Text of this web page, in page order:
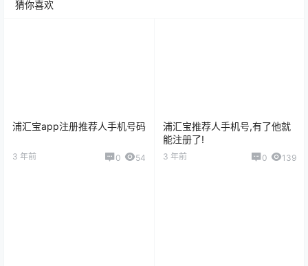
猜你喜欢
浦汇宝app注册推荐人手机号码
3 年前 0 54
浦汇宝推荐人手机号,有了他就
能注册了!
3 年前 0 139